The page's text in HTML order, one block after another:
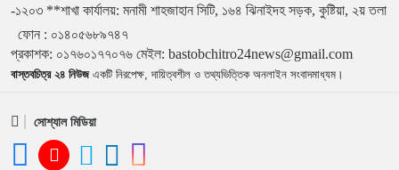
-১২০৩ **শাখা কার্যালয়: মনামী শাহজাহান সিটি, ১৬৪ ঝিনাইদহ সড়ক, কুষ্টিয়া, ২য় তলা
ফোন : ০১৪০৫৬৮৯৭৪৭
প্রকাশক: ০১৭৬০১৭৭০৭৬ মেইল: bastobchitro24news@gmail.com
বাস্তবচিত্র ২৪ নিউজএকটি নিরপেক্ষ, দায়িত্বশীল ও তথ্যভিত্তিক অনলাইন সংবাদমাধ্যম।
সোশ্যাল মিডিয়া